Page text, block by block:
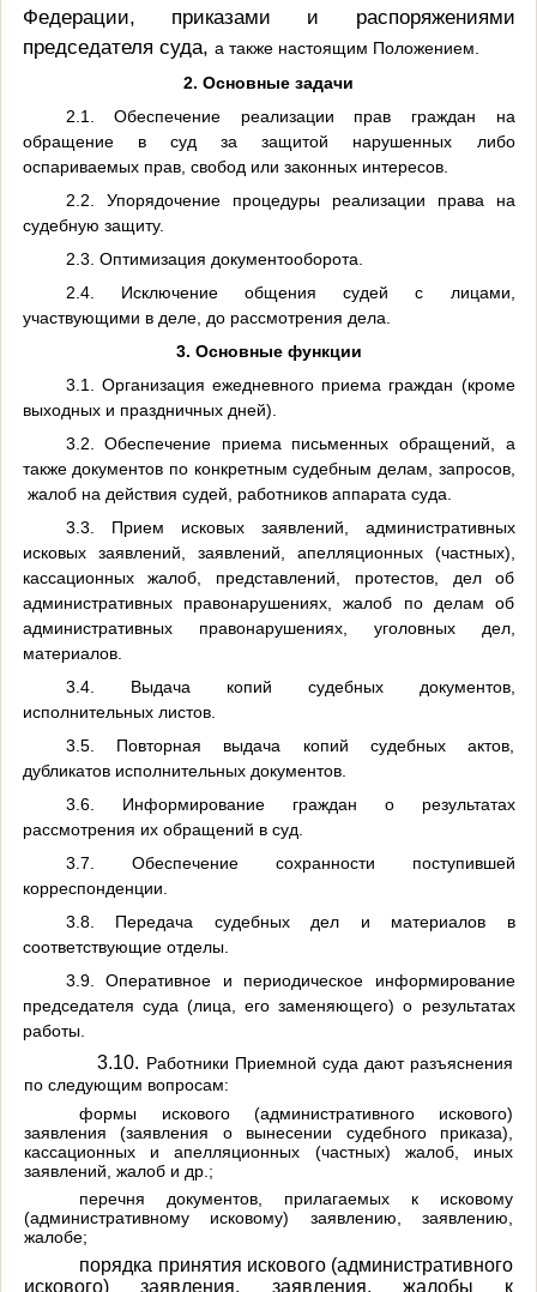
Федерации, приказами и распоряжениями
председателя суда, а также настоящим Положением.
2. Основные задачи
2.1. Обеспечение реализации прав граждан на
обращение в суд за защитой нарушенных либо
оспариваемых прав, свобод или законных интересов.
2.2. Упорядочение процедуры реализации права на
судебную защиту.
2.3. Оптимизация документооборота.
2.4. Исключение общения судей с лицами,
участвующими в деле, до рассмотрения дела.
3. Основные функции
3.1. Организация ежедневного приема граждан (кроме
выходных и праздничных дней).
3.2. Обеспечение приема письменных обращений, а
также документов по конкретным судебным делам, запросов,
жалоб на действия судей, работников аппарата суда.
3.3. Прием исковых заявлений, административных
исковых заявлений, заявлений, апелляционных (частных),
кассационных жалоб, представлений, протестов, дел об
административных правонарушениях, жалоб по делам об
административных правонарушениях, уголовных дел,
материалов.
3.4. Выдача копий судебных документов,
исполнительных листов.
3.5. Повторная выдача копий судебных актов,
дубликатов исполнительных документов.
3.6. Информирование граждан о результатах
рассмотрения их обращений в суд.
3.7. Обеспечение сохранности поступившей
корреспонденции.
3.8. Передача судебных дел и материалов в
соответствующие отделы.
3.9. Оперативное и периодическое информирование
председателя суда (лица, его заменяющего) о результатах
работы.
3.10. Работники Приемной суда дают разъяснения
по следующим вопросам:
формы искового (административного искового)
заявления (заявления о вынесении судебного приказа),
кассационных и апелляционных (частных) жалоб, иных
заявлений, жалоб и др.;
перечня документов, прилагаемых к исковому
(административному исковому) заявлению, заявлению,
жалобе;
порядка принятия искового (административного
искового) заявления, заявления, жалобы к